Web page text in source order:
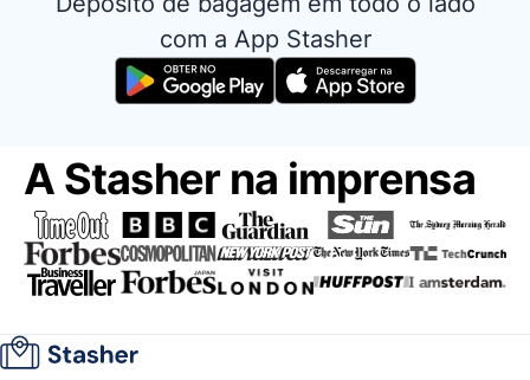
com a App Stasher
A Stasher na imprensa